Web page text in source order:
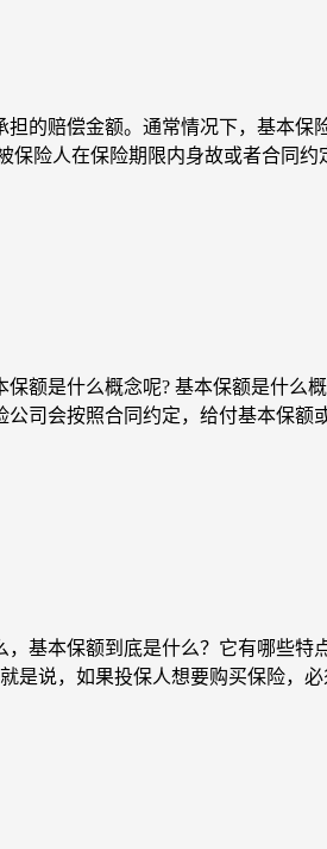
的赔偿金额。通常情况下，基本保
险人在保险期限内身故或者合同
额是什么概念呢? 基本保额是什么
司会按照合同约定，给付基本保额
基本保额到底是什么？它有哪些特
是说，如果投保人想要购买保险，